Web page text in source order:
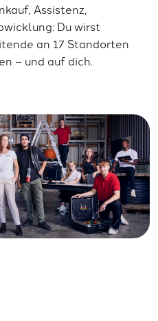
Assistenz,
Du wirst
an 17 Standorten
– und auf dich.